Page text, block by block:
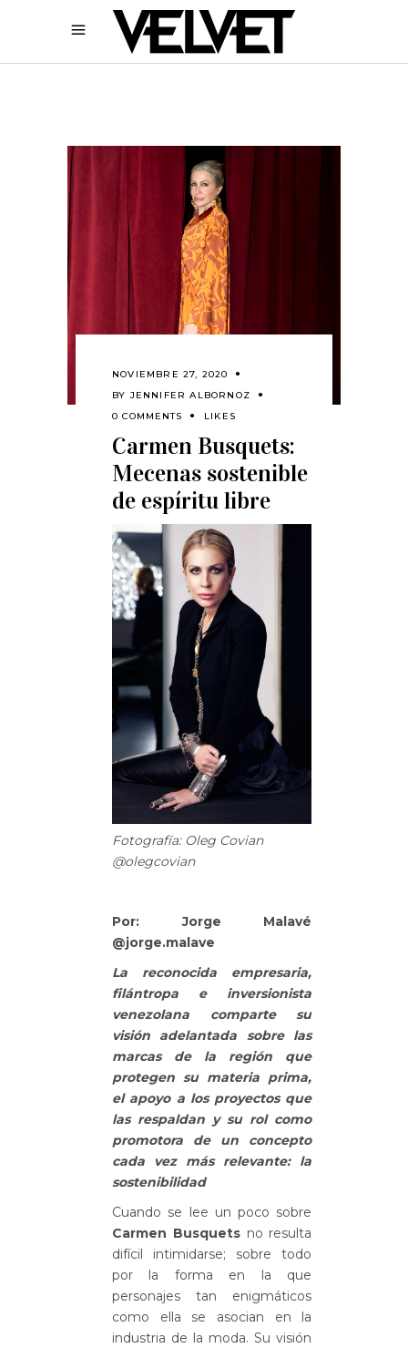
NOVIEMBRE 27, 2020
BY JENNIFER ALBORNOZ
0 COMMENTS
LIKES
Carmen Busquets:
Mecenas sostenible
de espíritu libre
Fotografía: Oleg Covian
@olegcovian
Por: Jorge Malavé
@jorge.malave
La reconocida empresaria,
filántropa e inversionista
venezolana comparte su
visión adelantada sobre las
marcas de la región que
protegen su materia prima,
el apoyo a los proyectos que
las respaldan y su rol como
promotora de un concepto
cada vez más relevante: la
sostenibilidad
Cuando se lee un poco sobre
Carmen Busquetsno resulta
difícil intimidarse; sobre todo
por la forma en la que
personajes tan enigmáticos
como ella se asocian en la
industria de la moda. Su visión